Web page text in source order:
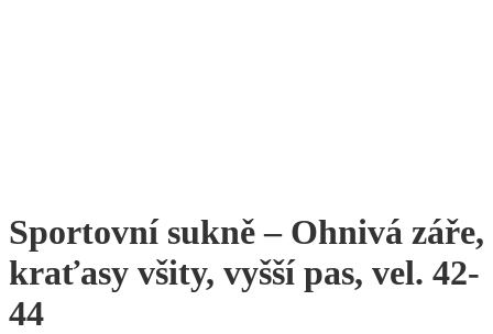
Sportovní sukně – Ohnivá záře,
kraťasy všity, vyšší pas, vel. 42-
44